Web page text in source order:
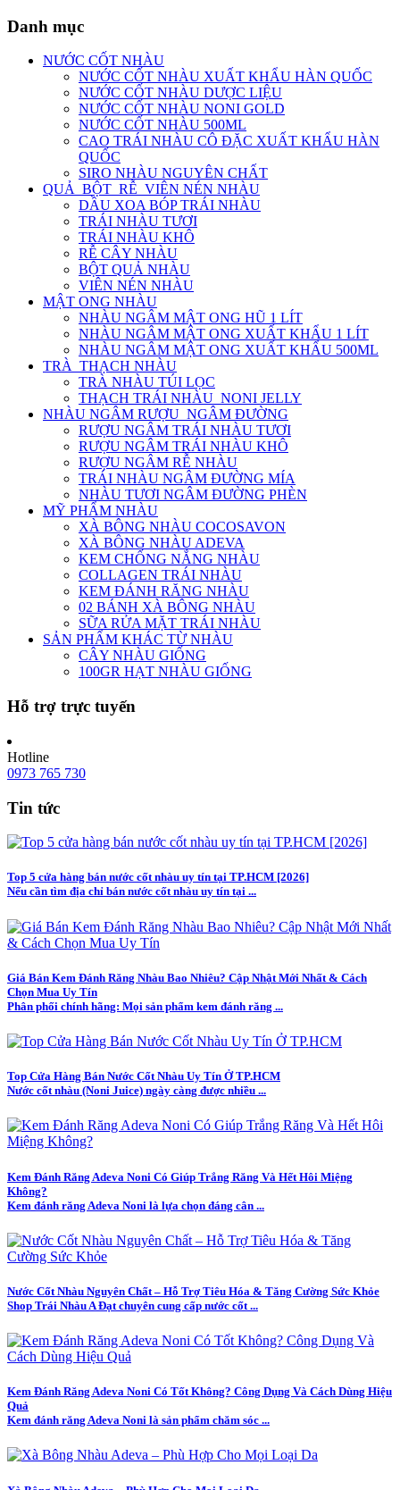
Danh mục
NƯỚC CỐT NHÀU
NƯỚC CỐT NHÀU XUẤT KHẨU HÀN QUỐC
NƯỚC CỐT NHÀU DƯỢC LIỆU
NƯỚC CỐT NHÀU NONI GOLD
NƯỚC CỐT NHÀU 500ML
CAO TRÁI NHÀU CÔ ĐẶC XUẤT KHẨU HÀN
QUỐC
SIRO NHÀU NGUYÊN CHẤT
QUẢ_BỘT_RỄ_VIÊN NÉN NHÀU
DẦU XOA BÓP TRÁI NHÀU
TRÁI NHÀU TƯƠI
TRÁI NHÀU KHÔ
RỄ CÂY NHÀU
BỘT QUẢ NHÀU
VIÊN NÉN NHÀU
MẬT ONG NHÀU
NHÀU NGÂM MẬT ONG HŨ 1 LÍT
NHÀU NGÂM MẬT ONG XUẤT KHẨU 1 LÍT
NHÀU NGÂM MẬT ONG XUẤT KHẨU 500ML
TRÀ_THẠCH NHÀU
TRÀ NHÀU TÚI LỌC
THẠCH TRÁI NHÀU_NONI JELLY
NHÀU NGÂM RƯỢU_NGÂM ĐƯỜNG
RƯỢU NGÂM TRÁI NHÀU TƯƠI
RƯỢU NGÂM TRÁI NHÀU KHÔ
RƯỢU NGÂM RỄ NHÀU
TRÁI NHÀU NGÂM ĐƯỜNG MÍA
NHÀU TƯƠI NGÂM ĐƯỜNG PHÈN
MỸ PHẨM NHÀU
XÀ BÔNG NHÀU COCOSAVON
XÀ BÔNG NHÀU ADEVA
KEM CHỐNG NẮNG NHÀU
COLLAGEN TRÁI NHÀU
KEM ĐÁNH RĂNG NHÀU
02 BÁNH XÀ BÔNG NHÀU
SỮA RỬA MẶT TRÁI NHÀU
SẢN PHẨM KHÁC TỪ NHÀU
CÂY NHÀU GIỐNG
100GR HẠT NHÀU GIỐNG
Hỗ trợ trực tuyến
Hotline
0973 765 730
Tin tức
Top 5 cửa hàng bán nước cốt nhàu uy tín tại TP.HCM [2026]
Nếu cần tìm địa chỉ bán nước cốt nhàu uy tín tại ...
Giá Bán Kem Đánh Răng Nhàu Bao Nhiêu? Cập Nhật Mới Nhất & Cách
Chọn Mua Uy Tín
Phân phối chính hãng: Mọi sản phẩm kem đánh răng ...
Top Cửa Hàng Bán Nước Cốt Nhàu Uy Tín Ở TP.HCM
Nước cốt nhàu (Noni Juice) ngày càng được nhiều ...
Kem Đánh Răng Adeva Noni Có Giúp Trắng Răng Và Hết Hôi Miệng
Không?
Kem đánh răng Adeva Noni là lựa chọn đáng cân ...
Nước Cốt Nhàu Nguyên Chất – Hỗ Trợ Tiêu Hóa & Tăng Cường Sức Khỏe
Shop Trái Nhàu A Đạt chuyên cung cấp nước cốt ...
Kem Đánh Răng Adeva Noni Có Tốt Không? Công Dụng Và Cách Dùng Hiệu
Quả
Kem đánh răng Adeva Noni là sản phẩm chăm sóc ...